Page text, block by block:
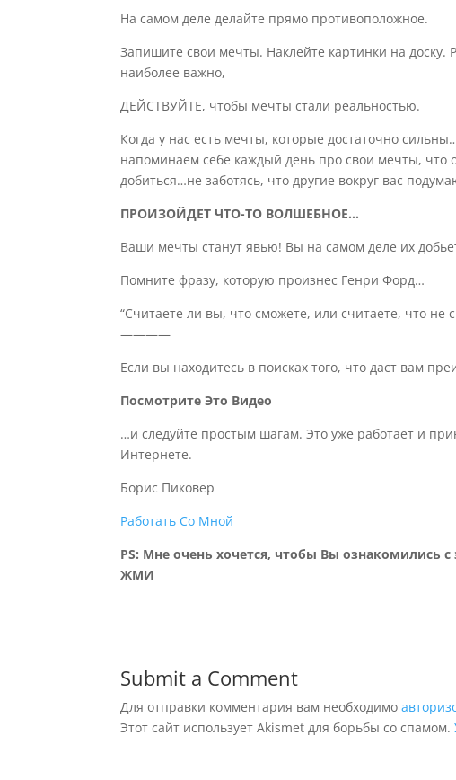
На самом деле делайте прямо противоположное.
Запишите свои мечты. Наклейте картинки на доску.
наиболее важно,
ДЕЙСТВУЙТЕ, чтобы мечты стали реальностью.
Когда у нас есть мечты, которые достаточно сильны
напоминаемсебе каждый день про свои мечты, что
добиться…не заботясь, что другие вокруг вас
ПРОИЗОЙДЕТ ЧТО-ТО ВОЛШЕБНОЕ…
Ваши мечты станут явью! Вы на самом деле их
Помните фразу, которую произнес Генри Форд…
“Считаете ли вы, что сможете, или считаете, что
————
Если вы находитесь в поисках того, что даст вам
Посмотрите Это Видео
…и следуйте простым шагам. Это уже работает и
Интернете.
Борис Пиковер
Работать Со Мной
PS: Мне очень хочется, чтобы Вы ознакомились
ЖМИ
Submit a Comment
Для отправки комментария вам необходимо
Этот сайт использует Akismet для борьбы со спамом.